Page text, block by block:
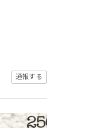
通報する